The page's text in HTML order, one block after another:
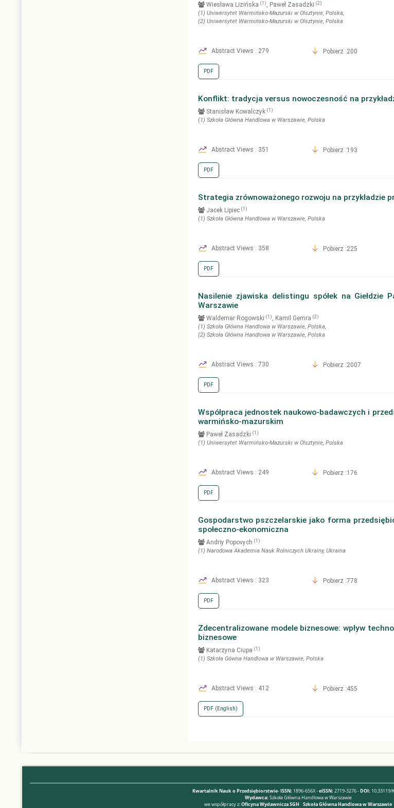
Wiesława Lizińska (1) , Paweł Zasadzki (2)
(1) Uniwersytet Warmińsko-Mazurski w Olsztynie, Polska,
(2) Uniwersytet Warmińsko-Mazurski w Olsztynie, Polska
Abstract Views : 279
Pobierz :200
PDF
Konflikt: tradycja versus nowoczesność na
Stanisław Kowalczyk (1)
(1) Szkoła Główna Handlowa w Warszawie, Polska
Abstract Views : 351
Pobierz :193
PDF
Strategia zrównoważonego rozwoju na przykładzie
Jacek Lipiec (1)
(1) Szkoła Główna Handlowa w Warszawie, Polska
Abstract Views : 358
Pobierz :225
PDF
Nasilenie zjawiska delistingu spółek na Giełdzie
Warszawie
Waldemar Rogowski (1) , Kamil Gemra (2)
(1) Szkoła Główna Handlowa w Warszawie, Polska,
(2) Szkoła Główna Handlowa w Warszawie, Polska
Abstract Views : 730
Pobierz :2007
PDF
Współpraca jednostek naukowo-badawczych i
warmińsko-mazurskim
Paweł Zasadzki (1)
(1) Uniwersytet Warmińsko-Mazurski w Olsztynie, Polska
Abstract Views : 249
Pobierz :176
PDF
Gospodarstwo pszczelarskie jako forma
społeczno-ekonomiczna
Andriy Popovych (1)
(1) Narodowa Akademia Nauk Rolniczych Ukrainy, Ukraina
Abstract Views : 323
Pobierz :778
PDF
Zdecentralizowane modele biznesowe: wpływ
biznesowe
Katarzyna Ciupa (1)
(1) Szkoła Gówna Handlowa w Warszawie, Polska
Abstract Views : 412
Pobierz :455
PDF (English)
Kwartalnik Nauk o Przedsiębiorstwie-ISSN: 1896-656X -eISSN: 2719-3276 -DOI: 10.33119/
Wydawca: Szkoła Główna Handlowa w Warszawie
we współpracy z:Oficyna Wydawnicza SGH -Szkoła Główna Handlowa w Warszawie